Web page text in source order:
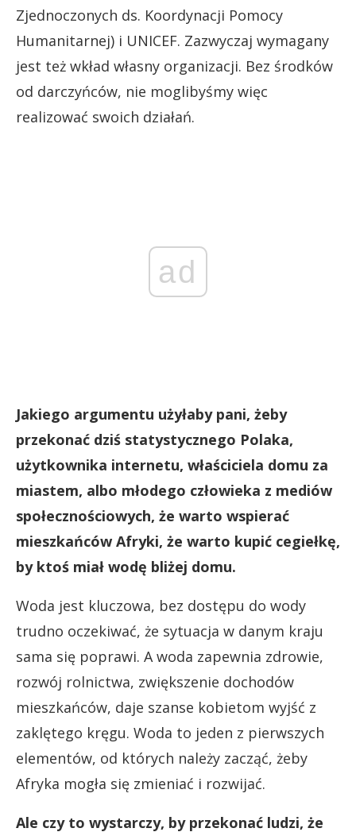
Zjednoczonych ds. Koordynacji Pomocy
Humanitarnej) i UNICEF. Zazwyczaj wymagany
jest też wkład własny organizacji. Bez środków
od darczyńców, nie moglibyśmy więc
realizować swoich działań.
ad
Jakiego argumentu użyłaby pani, żeby
przekonać dziś statystycznego Polaka,
użytkownika internetu, właściciela domu za
miastem, albo młodego człowieka z mediów
społecznościowych, że warto wspierać
mieszkańców Afryki, że warto kupić cegiełkę,
by ktoś miał wodę bliżej domu.
Woda jest kluczowa, bez dostępu do wody
trudno oczekiwać, że sytuacja w danym kraju
sama się poprawi. A woda zapewnia zdrowie,
rozwój rolnictwa, zwiększenie dochodów
mieszkańców, daje szanse kobietom wyjść z
zaklętego kręgu. Woda to jeden z pierwszych
elementów, od których należy zacząć, żeby
Afryka mogła się zmieniać i rozwijać.
Ale czy to wystarczy, by przekonać ludzi, że